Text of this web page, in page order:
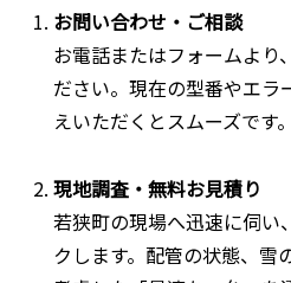
お問い合わせ・ご相談
お電話またはフォームより
ださい。現在の型番やエラ
えいただくとスムーズです。
現地調査・無料お見積り
若狭町の現場へ迅速に伺い
クします。配管の状態、雪